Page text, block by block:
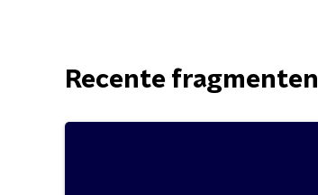
Recente fragmenten